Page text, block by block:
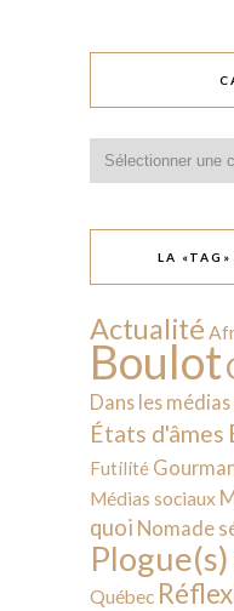
LA «TAG»
Actualité
Boulot
Dans les médias
États d'âmes
Futilité
Médias sociaux
quoi Nomade
Plogue(s)
Québec